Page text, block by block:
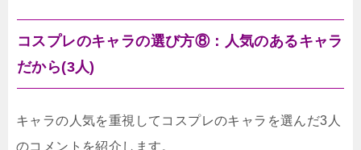
コスプレのキャラの選び方⑧：人気のあるキャラ
だから(3人)
キャラの人気を重視してコスプレのキャラを選んだ3人
のコメントを紹介します。